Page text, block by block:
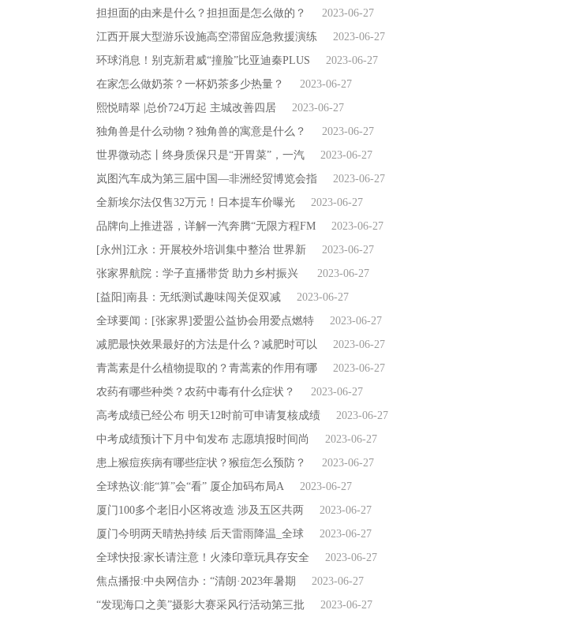
担担面的由来是什么？担担面是怎么做的？
2023-06-27
江西开展大型游乐设施高空滞留应急救援演练
2023-06-27
环球消息！别克新君威“撞脸”比亚迪秦PLUS
2023-06-27
在家怎么做奶茶？一杯奶茶多少热量？
2023-06-27
熙悦晴翠 |总价724万起 主城改善四居
2023-06-27
独角兽是什么动物？独角兽的寓意是什么？
2023-06-27
世界微动态丨终身质保只是“开胃菜”，一汽
2023-06-27
岚图汽车成为第三届中国—非洲经贸博览会指
2023-06-27
全新埃尔法仅售32万元！日本提车价曝光
2023-06-27
品牌向上推进器，详解一汽奔腾“无限方程FM
2023-06-27
[永州]江永：开展校外培训集中整治 世界新
2023-06-27
张家界航院：学子直播带货 助力乡村振兴
2023-06-27
[益阳]南县：无纸测试趣味闯关促双减
2023-06-27
全球要闻：[张家界]爱盟公益协会用爱点燃特
2023-06-27
减肥最快效果最好的方法是什么？减肥时可以
2023-06-27
青蒿素是什么植物提取的？青蒿素的作用有哪
2023-06-27
农药有哪些种类？农药中毒有什么症状？
2023-06-27
高考成绩已经公布 明天12时前可申请复核成绩
2023-06-27
中考成绩预计下月中旬发布 志愿填报时间尚
2023-06-27
患上猴痘疾病有哪些症状？猴痘怎么预防？
2023-06-27
全球热议:能“算”会“看” 厦企加码布局A
2023-06-27
厦门100多个老旧小区将改造 涉及五区共两
2023-06-27
厦门今明两天晴热持续 后天雷雨降温_全球
2023-06-27
全球快报:家长请注意！火漆印章玩具存安全
2023-06-27
焦点播报:中央网信办：“清朗·2023年暑期
2023-06-27
“发现海口之美”摄影大赛采风行活动第三批
2023-06-27